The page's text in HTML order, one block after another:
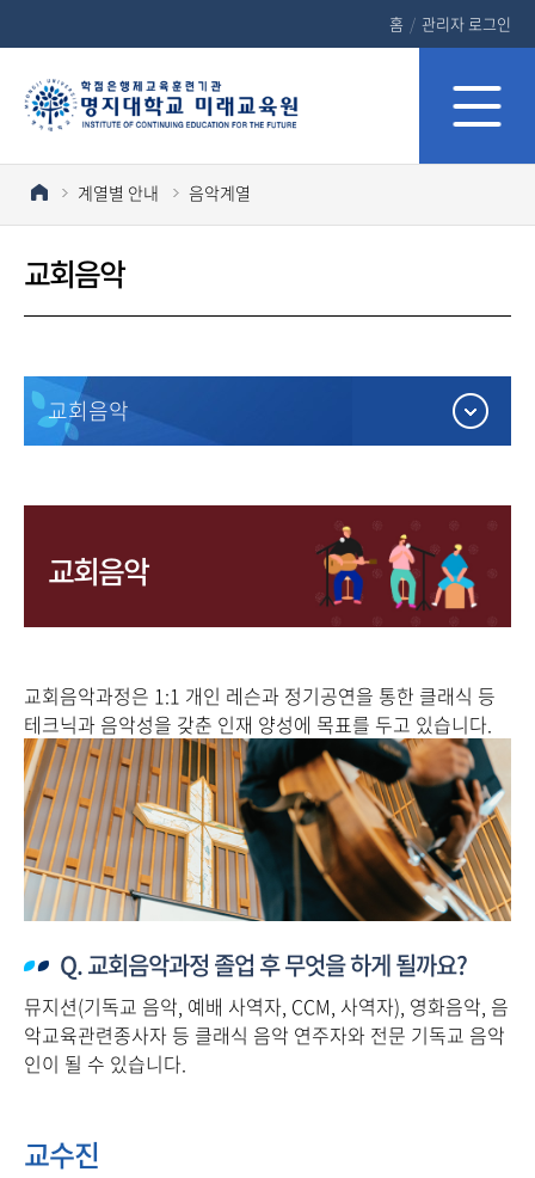
홈 / 관리자 로그인
계열별 안내 음악계열
교회음악
교회음악
교회음악
교회음악과정은 1:1 개인 레슨과 정기공연을 통한 클래식 등
테크닉과 음악성을 갖춘 인재 양성에 목표를 두고 있습니다.
Q. 교회음악과정 졸업 후 무엇을 하게 될까요?
뮤지션(기독교 음악, 예배 사역자, CCM, 사역자), 영화음악, 음
악교육관련종사자 등 클래식 음악 연주자와 전문 기독교 음악
인이 될 수 있습니다.
교수진